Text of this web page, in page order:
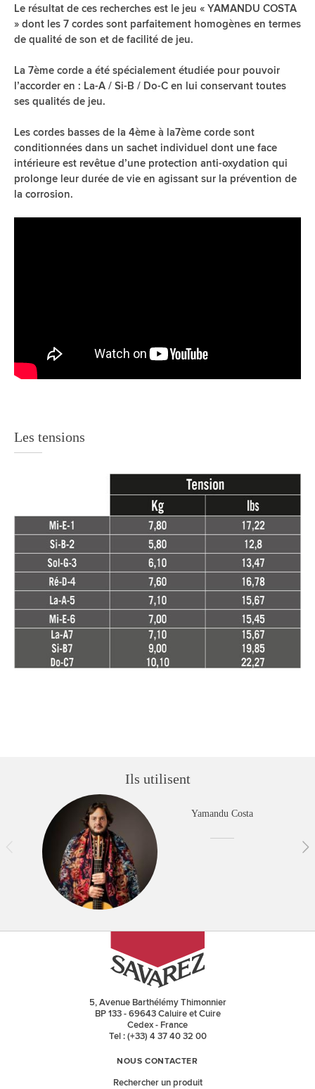
Le résultat de ces recherches est le jeu « YAMANDU COSTA
» dont les 7 cordes sont parfaitement homogènes en termes
de qualité de son et de facilité de jeu.
La 7ème corde a été spécialement étudiée pour pouvoir
l’accorder en : La-A / Si-B / Do-C en lui conservant toutes
ses qualités de jeu.
Les cordes basses de la 4ème à la7ème corde sont
conditionnées dans un sachet individuel dont une face
intérieure est revêtue d’une protection anti-oxydation qui
prolonge leur durée de vie en agissant sur la prévention de
la corrosion.
Les tensions
Ils utilisent
Yamandu Costa
5, Avenue Barthélémy Thimonnier
BP 133 - 69643 Caluire et Cuire
Cedex - France
Tel : (+33) 4 37 40 32 00
NOUS CONTACTER
Rechercher un produit